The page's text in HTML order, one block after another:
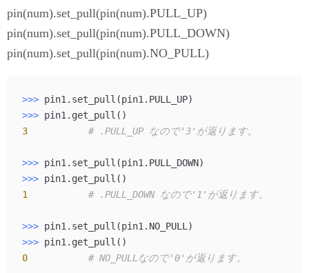
pin(num).set_pull(pin(num).PULL_UP)
pin(num).set_pull(pin(num).PULL_DOWN)
pin(num).set_pull(pin(num).NO_PULL)
>>>
>>>
3
# .PULL_UP なので'3'が返ります。
>>>
>>>
1
# .PULL_DOWN なので'1'が返ります。
>>>
>>>
0
# NO_PULLなので'0'が返ります。